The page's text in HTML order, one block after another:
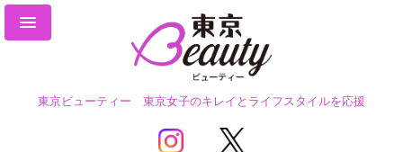
東京ビューティー 東京女子のキレイとライフスタイルを応援